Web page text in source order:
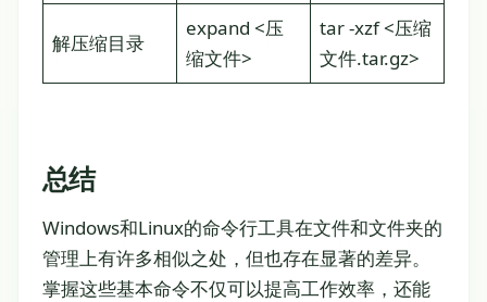
解压缩目录
expand <压
缩文件>
tar -xzf <压缩
文件.tar.gz>
总结
Windows和Linux的命令行工具在文件和文件夹的
管理上有许多相似之处，但也存在显著的差异。
掌握这些基本命令不仅可以提高工作效率，还能